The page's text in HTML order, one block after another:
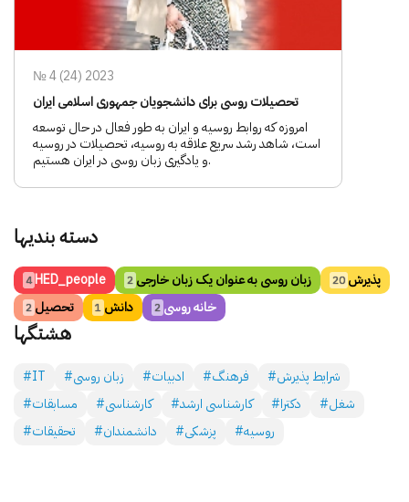
№ 4 (24) 2023
تحصیلات روسی برای دانشجویان جمهوری اسلامی ایران
امروزه که روابط روسیه و ایران به طور فعال در حال توسعه
است، شاهد رشد سریع علاقه به روسیه، تحصیلات در روسیه
و یادگیری زبان روسی در ایران هستیم.
دسته بندی­ها
HED_people
4 زبان روسی به عنوان یک زبان خارجی 2 پذیرش 20
تحصیل 2 دانش 1 خانه روسی 2
هشتگ­ها
#IT #زبان روسی #ادبیات #فرهنگ
#شرایط پذیرش
#مسابقات
#کارشناسی #کارشناسی ارشد #دکترا
#شغل
#تحقیقات
#دانشمندان #پزشکی #روسیه